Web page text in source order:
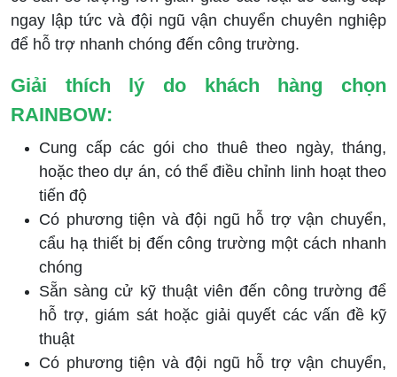
ngay lập tức và đội ngũ vận chuyển chuyên nghiệp
để hỗ trợ nhanh chóng đến công trường.
Giải thích lý do khách hàng chọn
RAINBOW:
Cung cấp các gói cho thuê theo ngày, tháng,
hoặc theo dự án, có thể điều chỉnh linh hoạt theo
tiến độ
Có phương tiện và đội ngũ hỗ trợ vận chuyển,
cẩu hạ thiết bị đến công trường một cách nhanh
chóng
Sẵn sàng cử kỹ thuật viên đến công trường để
hỗ trợ, giám sát hoặc giải quyết các vấn đề kỹ
thuật
Có phương tiện và đội ngũ hỗ trợ vận chuyển,